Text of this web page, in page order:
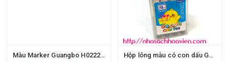
Màu Marker Guangbo H02225 chuyên vẽ anime Hộp lông màu có con dấu Guangbo H02011